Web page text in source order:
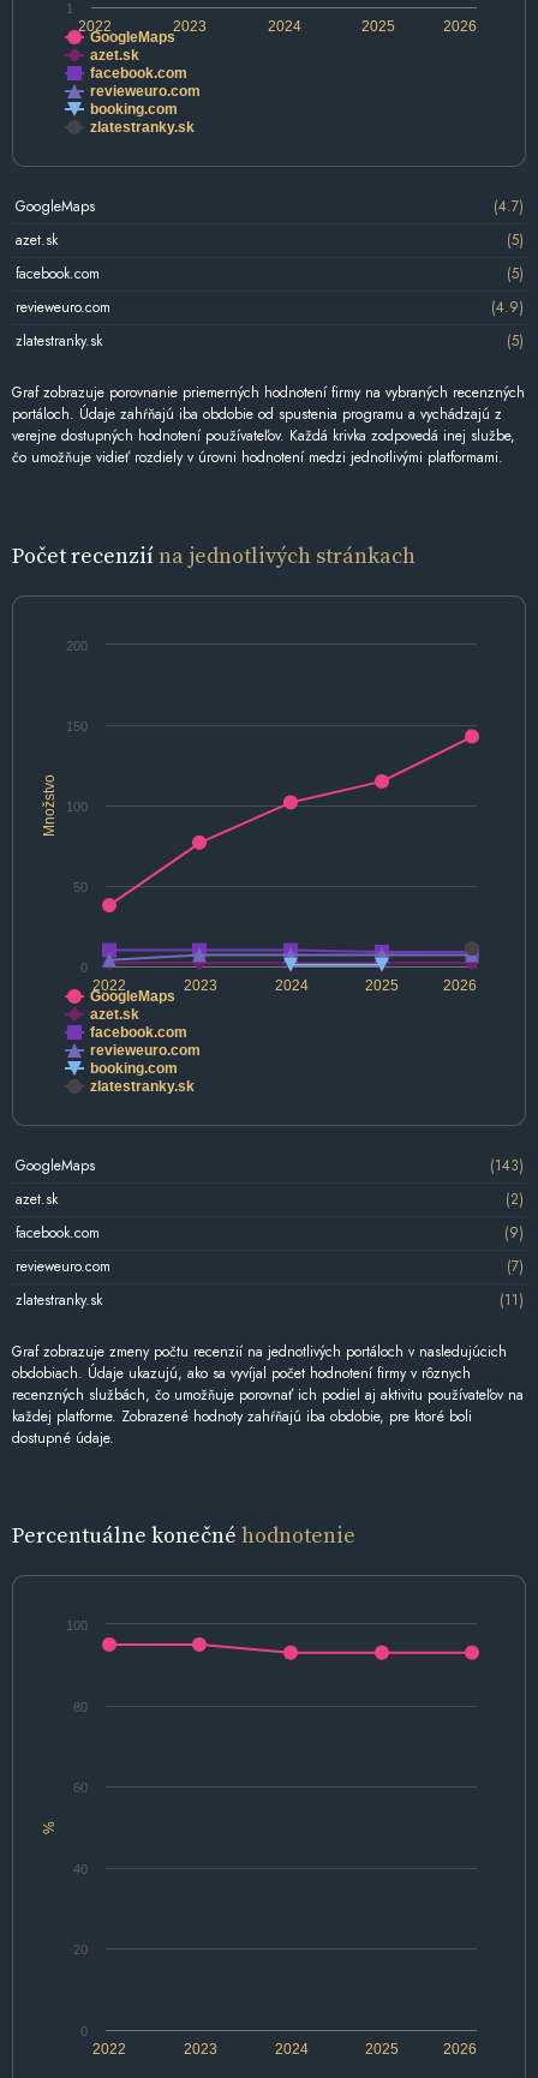
2022 2024 2026
2023 2025
1
GoogleMaps
azet.sk
facebook.com
revieweuro.com
booking.com
zlatestranky.sk
GoogleMaps
(4.7)
azet.sk
(5)
facebook.com
(5)
revieweuro.com
(4.9)
zlatestranky.sk
(5)
Graf zobrazuje porovnanie priemerných hodnotení firmy na vybraných recenzných
portáloch. Údaje zahŕňajú iba obdobie od spustenia programu a vychádzajú z
verejne dostupných hodnotení používateľov. Každá krivka zodpovedá inej službe,
čo umožňuje vidieť rozdiely v úrovni hodnotení medzi jednotlivými platformami.
Počet recenziína jednotlivých stránkach
Množstvo
2022 2024 2026
2023 2025
0
50
100
150
200
GoogleMaps
azet.sk
facebook.com
revieweuro.com
booking.com
zlatestranky.sk
GoogleMaps
(143)
azet.sk
(2)
facebook.com
(9)
revieweuro.com
(7)
zlatestranky.sk
(11)
Graf zobrazuje zmeny počtu recenzií na jednotlivých portáloch v nasledujúcich
obdobiach. Údaje ukazujú, ako sa vyvíjal počet hodnotení firmy v rôznych
recenzných službách, čo umožňuje porovnať ich podiel aj aktivitu používateľov na
každej platforme. Zobrazené hodnoty zahŕňajú iba obdobie, pre ktoré boli
dostupné údaje.
Percentuálne konečné hodnotenie
%
2022 2024 2026
2023 2025
0
20
40
60
80
100